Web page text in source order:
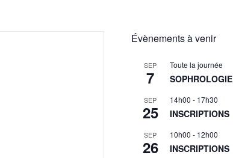
Évènements à venir
SEP
7
Toute la journée
SOPHROLOGIE
SEP
25
14h00 - 17h30
INSCRIPTIONS
SEP
26
10h00 - 12h00
INSCRIPTIONS